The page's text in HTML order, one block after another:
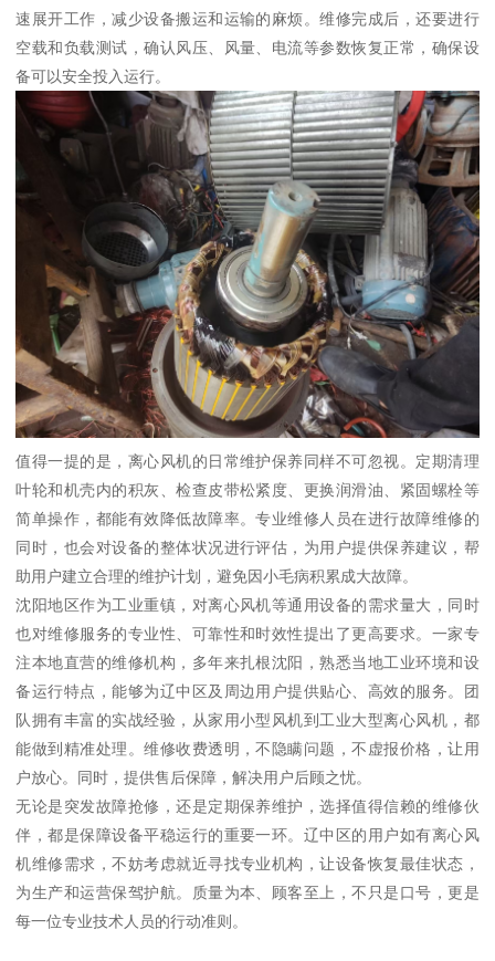
速展开工作，减少设备搬运和运输的麻烦。维修完成后，还要进行
空载和负载测试，确认风压、风量、电流等参数恢复正常，确保设
备可以安全投入运行。
值得一提的是，离心风机的日常维护保养同样不可忽视。定期清理
叶轮和机壳内的积灰、检查皮带松紧度、更换润滑油、紧固螺栓等
简单操作，都能有效降低故障率。专业维修人员在进行故障维修的
同时，也会对设备的整体状况进行评估，为用户提供保养建议，帮
助用户建立合理的维护计划，避免因小毛病积累成大故障。
沈阳地区作为工业重镇，对离心风机等通用设备的需求量大，同时
也对维修服务的专业性、可靠性和时效性提出了更高要求。一家专
注本地直营的维修机构，多年来扎根沈阳，熟悉当地工业环境和设
备运行特点，能够为辽中区及周边用户提供贴心、高效的服务。团
队拥有丰富的实战经验，从家用小型风机到工业大型离心风机，都
能做到精准处理。维修收费透明，不隐瞒问题，不虚报价格，让用
户放心。同时，提供售后保障，解决用户后顾之忧。
无论是突发故障抢修，还是定期保养维护，选择值得信赖的维修伙
伴，都是保障设备平稳运行的重要一环。辽中区的用户如有离心风
机维修需求，不妨考虑就近寻找专业机构，让设备恢复最佳状态，
为生产和运营保驾护航。质量为本、顾客至上，不只是口号，更是
每一位专业技术人员的行动准则。